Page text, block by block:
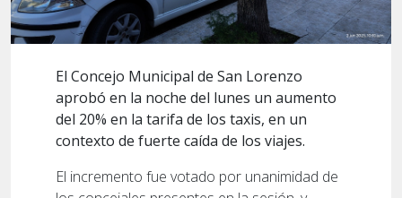
El Concejo Municipal de San Lorenzo
aprobó en la noche del lunes un aumento
del 20% en la tarifa de los taxis, en un
contexto de fuerte caída de los viajes.
El incremento fue votado por unanimidad de